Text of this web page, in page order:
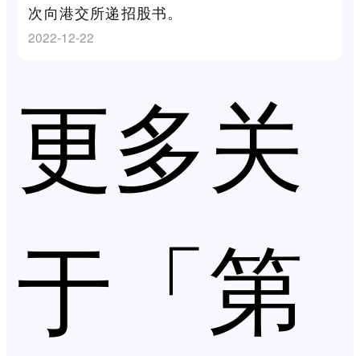
次向港交所递招股书。
2022-12-22
更多关
于「第